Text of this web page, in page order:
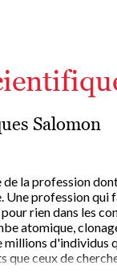
Salomon
la profession
Une profession qui
rien dans les
atomique,
millions d'individus
que ceux de